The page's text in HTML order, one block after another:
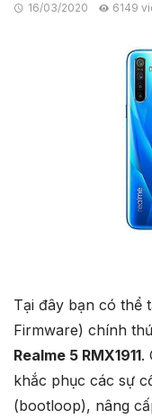
16/03/2020 6149
Tại đây bạn có thể
Firmware) chính
Realme 5 RMX1911.
khắc phục các sự
(bootloop), nâng